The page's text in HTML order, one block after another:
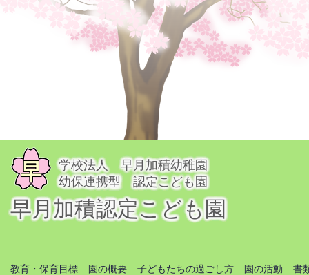
学校法人 早月加積幼稚園
幼保連携型 認定こども園
早月加積認定こども園
教育・保育目標 園の概要 子どもたちの過ごし方 園の活動
書